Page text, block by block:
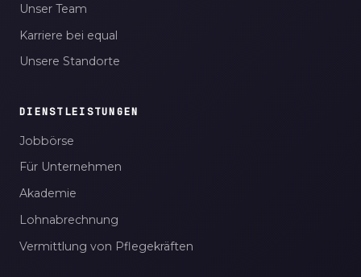
Unser Team
Karriere bei equal
Unsere Standorte
DIENSTLEISTUNGEN
Jobbörse
Für Unternehmen
Akademie
Lohnabrechnung
Vermittlung von Pflegekräften